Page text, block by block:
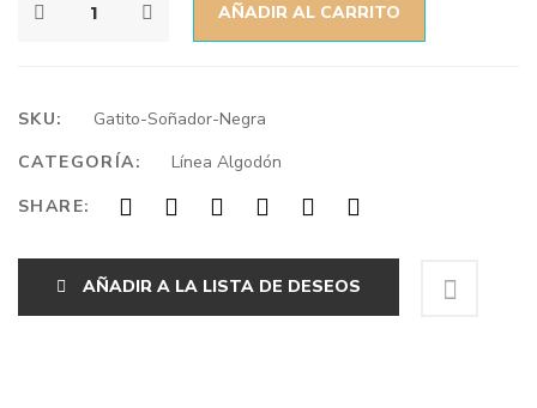
AÑADIR AL CARRITO
SKU:
Gatito-Soñador-Negra
CATEGORÍA:
Línea Algodón
SHARE:
AÑADIR A LA LISTA DE DESEOS